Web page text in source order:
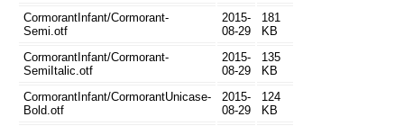
CormorantInfant/Cormorant-
Semi.otf
2015-
08-29
181
KB
CormorantInfant/Cormorant-
SemiItalic.otf
2015-
08-29
135
KB
CormorantInfant/CormorantUnicase-
Bold.otf
2015-
08-29
124
KB